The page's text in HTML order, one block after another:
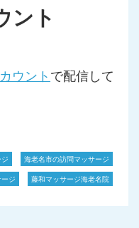
ント
ウントで配信して
海老名市の訪問マッサージ
ジ
藤和マッサージ海老名院